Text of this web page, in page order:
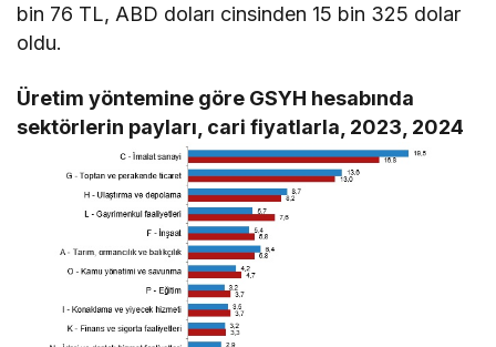
bin 76 TL, ABD doları cinsinden 15 bin 325 dolar
oldu.
Üretim yöntemine göre GSYH hesabında
sektörlerin payları, cari fiyatlarla, 2023, 2024